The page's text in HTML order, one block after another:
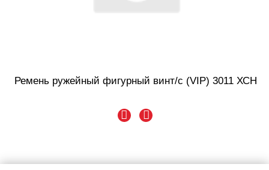
Ремень ружейный фигурный винт/с (VIP) 3011 ХСН